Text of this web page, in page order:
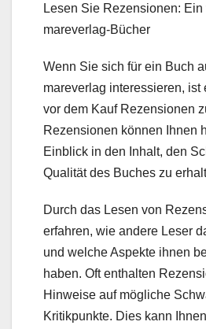
Lesen Sie Rezensionen:
mareverlag-Bücher
Wenn Sie sich für ein Buch
mareverlag interessieren, ist
vor dem Kauf Rezensionen
Rezensionen können Ihnen
Einblick in den Inhalt, den
Qualität des Buches zu
Durch das Lesen von
erfahren, wie andere Leser
und welche Aspekte ihnen
haben. Oft enthalten
Hinweise auf mögliche
Kritikpunkte. Dies kann